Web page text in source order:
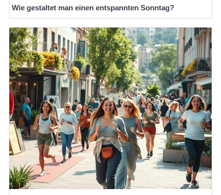
Wie gestaltet man einen entspannten Sonntag?